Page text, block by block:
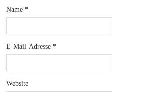
Name *
E-Mail-Adresse *
Website